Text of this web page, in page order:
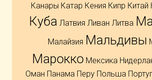
Канары Катар Кения Кипр Китай
Куба Латвия Ливан Литва
Малайзия Мальдивы
Марокко Мексика
Оман Панама Перу Польша